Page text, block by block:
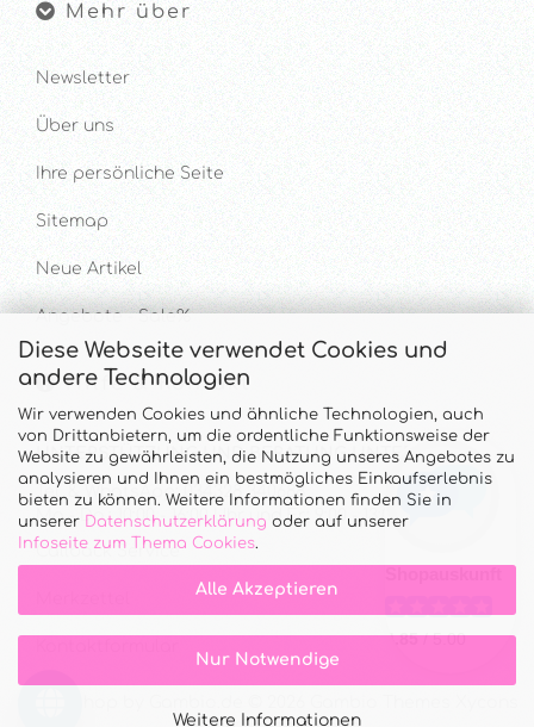
Diese Webseite verwendet Cookies und
andere Technologien
Wir verwenden Cookies und ähnliche Technologien, auch
von Drittanbietern, um die ordentliche Funktionsweise der
Website zu gewährleisten, die Nutzung unseres Angebotes zu
analysieren und Ihnen ein bestmögliches Einkaufserlebnis
bieten zu können. Weitere Informationen finden Sie in
unserer Datenschutzerklärung oder auf unserer
Infoseite zum Thema Cookies.
Alle Akzeptieren
Nur Notwendige
Weitere Informationen
Mehr über
Newsletter
Über uns
Ihre persönliche Seite
Sitemap
Neue Artikel
Angebote - Sale%
Hilfe & Kontakt
UNTERSTÜTZUNG UND BERATUNG UNTER
Tel. & WhatsApp: 034328 340688
Mo - Do.: 10:00 - 16:00 Uhr und Fr.: 9:00 - 13:00 Uhr
Callback Service